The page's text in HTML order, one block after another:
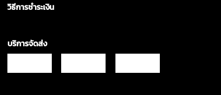
วิธีการชำระเงิน
บริการจัดส่ง